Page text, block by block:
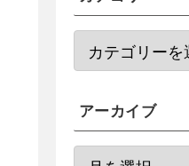
アーカイブ